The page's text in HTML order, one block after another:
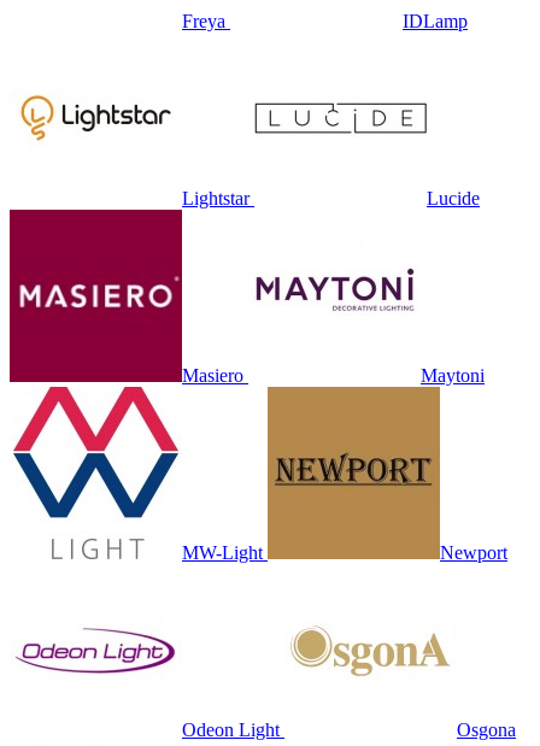
Freya IDLamp
Lightstar Lucide
Masiero Maytoni
MW-Light Newport
Odeon Light Osgona